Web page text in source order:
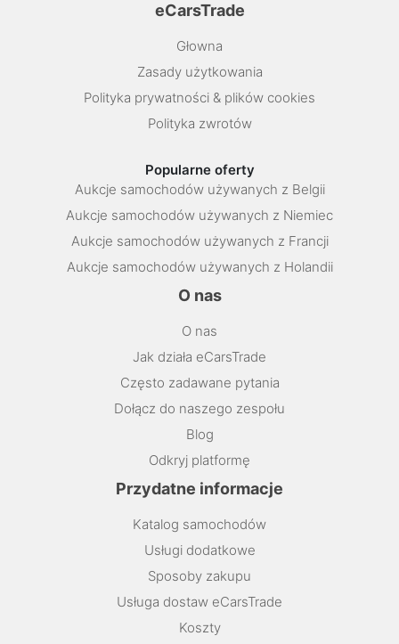
eCarsTrade
Głowna
Zasady użytkowania
Polityka prywatności & plików cookies
Polityka zwrotów
Popularne oferty
Aukcje samochodów używanych z Belgii
Aukcje samochodów używanych z Niemiec
Aukcje samochodów używanych z Francji
Aukcje samochodów używanych z Holandii
O nas
O nas
Jak działa eCarsTrade
Często zadawane pytania
Dołącz do naszego zespołu
Blog
Odkryj platformę
Przydatne informacje
Katalog samochodów
Usługi dodatkowe
Sposoby zakupu
Usługa dostaw eCarsTrade
Koszty